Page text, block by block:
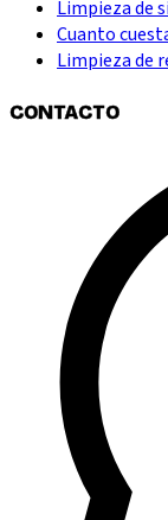
Limpieza de
Cuanto
Limpieza de
CONTACTO